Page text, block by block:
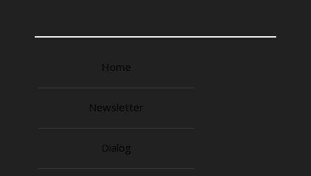
Home
Newsletter
Dialog